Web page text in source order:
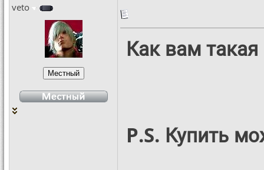
veto
Как вам такая
P.S. Купить